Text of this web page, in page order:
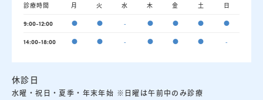
診療時間 月 火 水 木 金 土 日
9:00-12:00 ● ● - ● ● ● ●
14:00-18:00 ● ● - ● ● ● -
休診日
水曜・祝日・夏季・年末年始 ※日曜は午前中のみ診療